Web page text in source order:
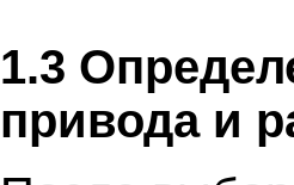
1.3
привода и